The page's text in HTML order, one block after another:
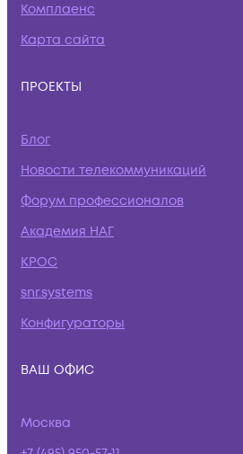
Комплаенс
Карта сайта
ПРОЕКТЫ
Блог
Новости телекоммуникаций
Форум профессионалов
Академия НАГ
КРОС
snr.systems
Конфигураторы
ВАШ ОФИС
Москва